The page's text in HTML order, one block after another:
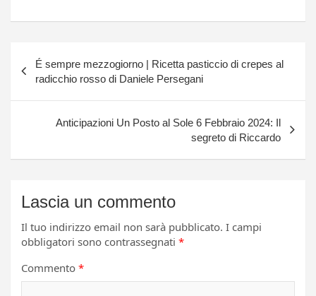
Navigazione
articoli
É sempre mezzogiorno | Ricetta pasticcio di crepes al
radicchio rosso di Daniele Persegani
Anticipazioni Un Posto al Sole 6 Febbraio 2024: Il
segreto di Riccardo
Lascia un commento
Il tuo indirizzo email non sarà pubblicato. I campi
obbligatori sono contrassegnati *
Commento *